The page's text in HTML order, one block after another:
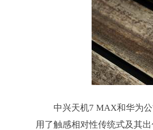
中兴天机7 MAX和华为
用了触感相对性传统式及其